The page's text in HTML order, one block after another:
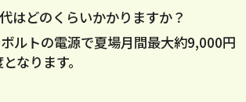
はどのくらいかかりますか？
ルトの電源で夏場月間最大約9,000円
なります。